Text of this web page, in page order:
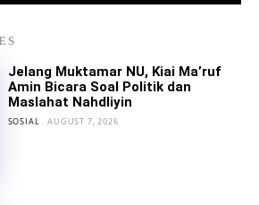
Jelang Muktamar NU, Kiai Ma’ruf
Amin Bicara Soal Politik dan
Maslahat Nahdliyin
SOSIAL AUGUST 7, 2026